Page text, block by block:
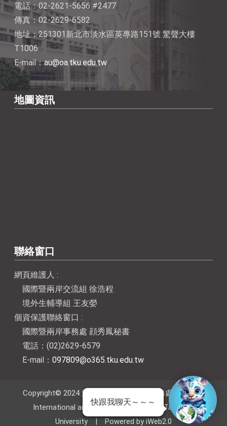
電話：02-2621-5656 #2477
傳真：02-2629-6582
地址：251301新北市淡水區英專路151號 驚聲大樓
T1006
E-mail：au@oa.tku.edu.tw
地圖資訊
聯絡窗口
網頁維護人 :
國際暨兩岸交流組 徐浩程
境外生輔導組 王友嫈
個資保護聯絡窗口 :
國際暨兩岸事務處 顔秀鳳秘書
電話：(02)2629-6579
E-mail： 097809@o365.tku.edu.tw
Copyright© 2024 淡江大學國際暨兩岸事務處 Office of
International and Cross-Strait Affairs, Tamkang
University | Powered by iWeb2.0
快跟我聊天～～～